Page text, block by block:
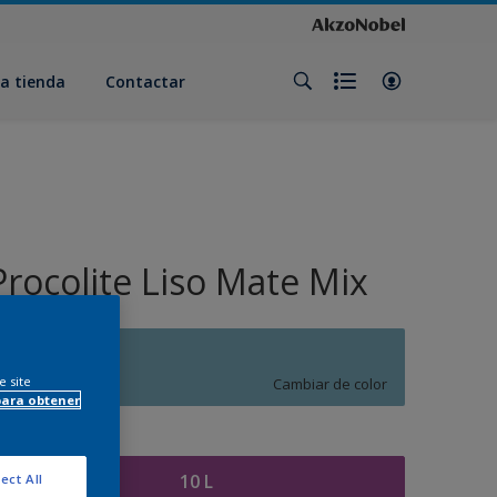
tienda Contactar
Liso Mate Mix
Cambiar de color
10 L
site
obtener
All